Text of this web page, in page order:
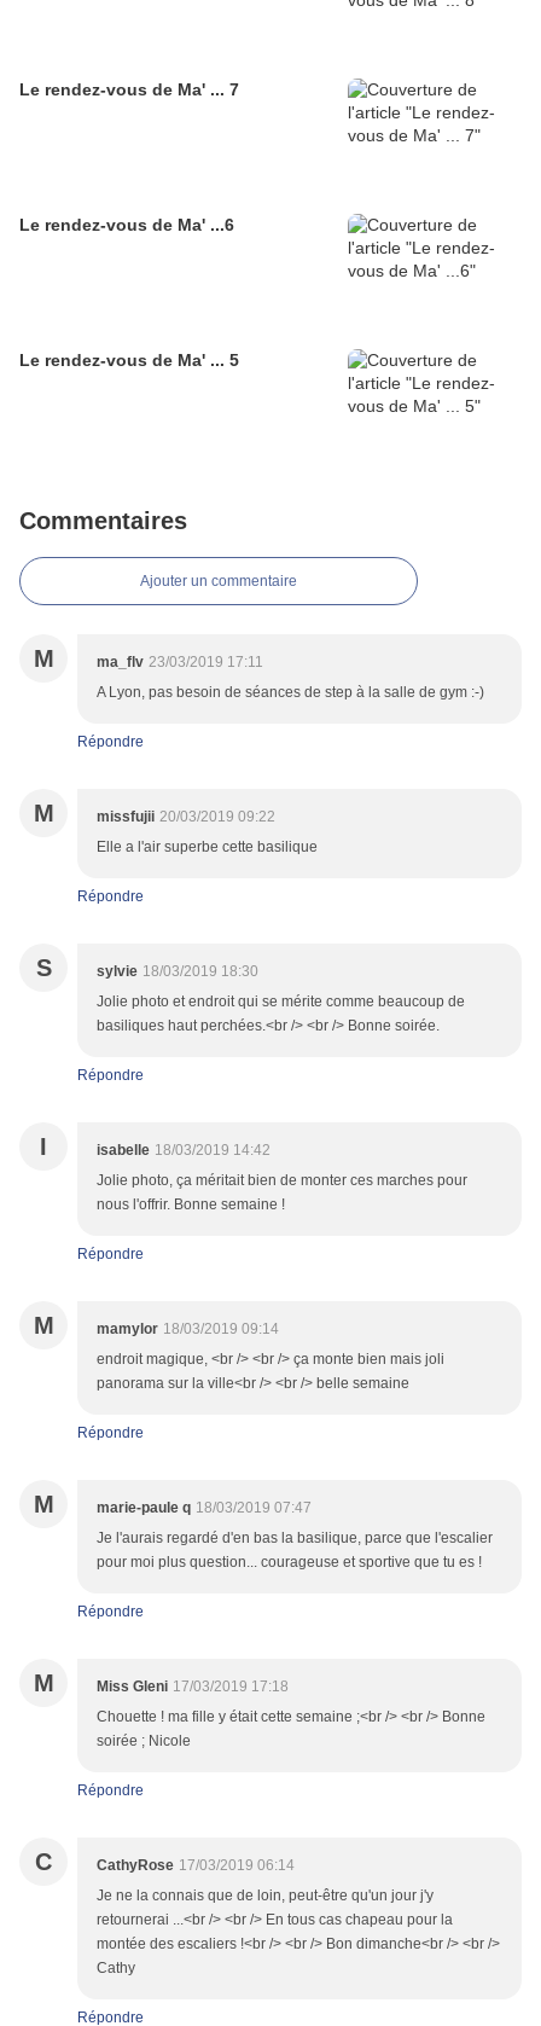
Le rendez-vous de Ma' ... 7
Le rendez-vous de Ma' ...6
Le rendez-vous de Ma' ... 5
Commentaires
Ajouter un commentaire
M ma_flv 23/03/2019 17:11
A Lyon, pas besoin de séances de step à la salle de gym :-)
Répondre
M missfujii 20/03/2019 09:22
Elle a l'air superbe cette basilique
Répondre
S sylvie 18/03/2019 18:30
Jolie photo et endroit qui se mérite comme beaucoup de
basiliques haut perchées.<br /> <br /> Bonne soirée.
Répondre
I isabelle 18/03/2019 14:42
Jolie photo, ça méritait bien de monter ces marches pour
nous l'offrir. Bonne semaine !
Répondre
M mamylor 18/03/2019 09:14
endroit magique, <br /> <br /> ça monte bien mais joli
panorama sur la ville<br /> <br /> belle semaine
Répondre
M marie-paule q 18/03/2019 07:47
Je l'aurais regardé d'en bas la basilique, parce que l'escalier
pour moi plus question... courageuse et sportive que tu es !
Répondre
M Miss Gleni 17/03/2019 17:18
Chouette ! ma fille y était cette semaine ;<br /> <br /> Bonne
soirée ; Nicole
Répondre
C CathyRose 17/03/2019 06:14
Je ne la connais que de loin, peut-être qu'un jour j'y
retournerai ...<br /> <br /> En tous cas chapeau pour la
montée des escaliers !<br /> <br /> Bon dimanche<br /> <br />
Cathy
Répondre